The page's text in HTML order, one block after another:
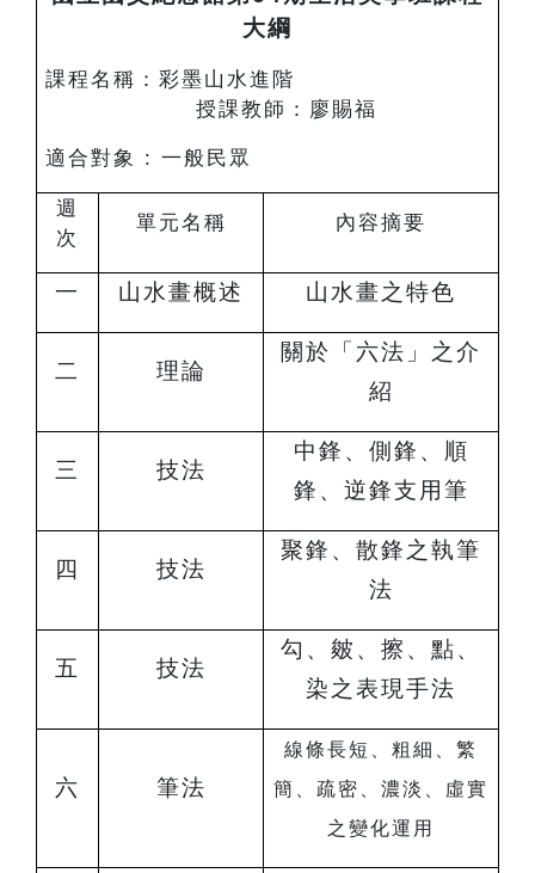
大綱
課程名稱：彩墨山水進階
授課教師：廖賜福
適合對象 : 一般民眾
週
次
單元名稱 內容摘要
一 山水畫概述 山水畫之特色
二 理論
關於「六法」之介
紹
三 技法
中鋒、側鋒、順
鋒、逆鋒支用筆
四 技法
聚鋒、散鋒之執筆
法
五 技法
勾、皴、擦、點、
染之表現手法
六 筆法
線條長短、粗細、繁
簡、疏密、濃淡、虛實
之變化運用